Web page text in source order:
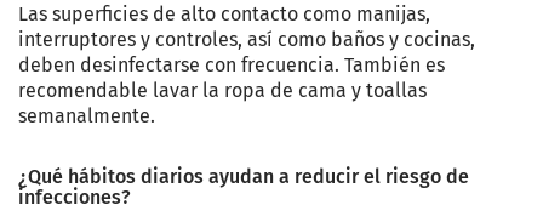
Las superficies de alto contacto como manijas,
interruptores y controles, así como baños y cocinas,
deben desinfectarse con frecuencia. También es
recomendable lavar la ropa de cama y toallas
semanalmente.
¿Qué hábitos diarios ayudan a reducir el riesgo de
infecciones?